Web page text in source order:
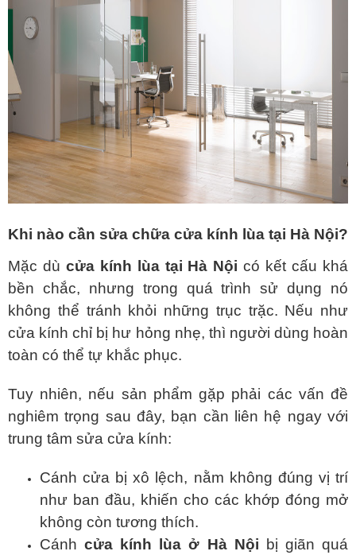
Khi nào cần sửa chữa cửa kính lùa tại Hà Nội?
Mặc dù cửa kính lùa tại Hà Nội có kết cấu khá
bền chắc, nhưng trong quá trình sử dụng nó
không thể tránh khỏi những trục trặc. Nếu như
cửa kính chỉ bị hư hỏng nhẹ, thì người dùng hoàn
toàn có thể tự khắc phục.
Tuy nhiên, nếu sản phẩm gặp phải các vấn đề
nghiêm trọng sau đây, bạn cần liên hệ ngay với
trung tâm sửa cửa kính:
Cánh cửa bị xô lệch, nằm không đúng vị trí
như ban đầu, khiến cho các khớp đóng mở
không còn tương thích.
Cánhcửa kính lùa ở Hà Nội bị giãn quá